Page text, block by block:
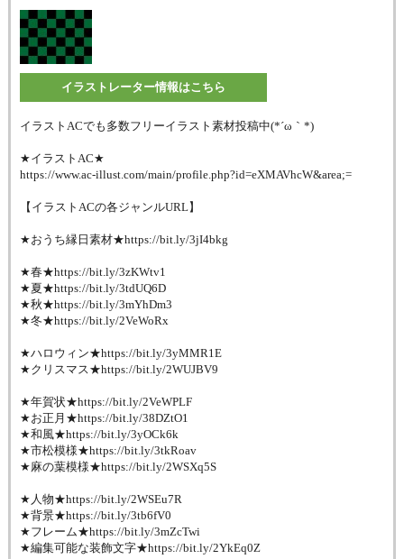
イラストレーター情報はこちら
イラストACでも多数フリーイラスト素材投稿中(*´ω｀*)
★イラストAC★
https://www.ac-illust.com/main/profile.php?id=eXMAVhcW&area;=
【イラストACの各ジャンルURL】
★おうち縁日素材★https://bit.ly/3jI4bkg
★春★https://bit.ly/3zKWtv1
★夏★https://bit.ly/3tdUQ6D
★秋★https://bit.ly/3mYhDm3
★冬★https://bit.ly/2VeWoRx
★ハロウィン★https://bit.ly/3yMMR1E
★クリスマス★https://bit.ly/2WUJBV9
★年賀状★https://bit.ly/2VeWPLF
★お正月★https://bit.ly/38DZtO1
★和風★https://bit.ly/3yOCk6k
★市松模様★https://bit.ly/3tkRoav
★麻の葉模様★https://bit.ly/2WSXq5S
★人物★https://bit.ly/2WSEu7R
★背景★https://bit.ly/3tb6fV0
★フレーム★https://bit.ly/3mZcTwi
★編集可能な装飾文字★https://bit.ly/2YkEq0Z